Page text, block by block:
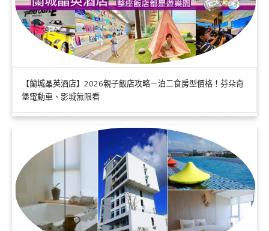
【蘭城晶英酒店】2026親子飯店攻略ㄧ泊二食房型價格！芬朵奇
堡電動車、影城無限看